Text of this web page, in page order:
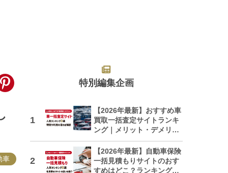
車
特別編集企画
【2026年最新】おすすめ車
買取一括査定サイトランキ
ング｜メリット・デメリッ
トも解説
【2026年最新】自動車保険
一括見積もりサイトのおす
すめはどこ？ランキングで